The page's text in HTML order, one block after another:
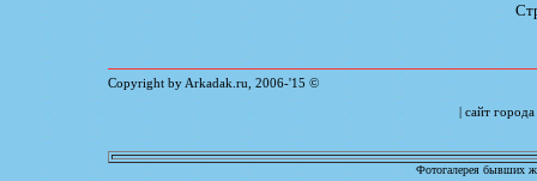
Copyright by Arkadak.ru, 2006-'15 ©
| сайт города
Фотогалерея бывших